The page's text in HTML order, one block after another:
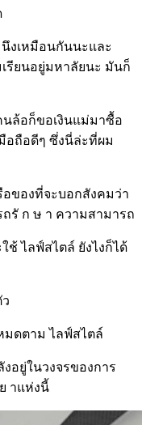
งเหมือนกันนะและ
รียนอยู่มหาลัยนะ มันก็
นล้อก็ขอเงินแม่มาซื้อ
อถือดีๆ ซึ่งนี่ล่ะที่ผม
อของที่จะบอกสังคมว่า
รั ก ษ า ความสามารถ
ช้ ไลฟ์สไตล์ ยังไงก็ได้
มดตาม ไลฟ์สไตล์
อยู่ในวงจรของการ
าแห่งนี้